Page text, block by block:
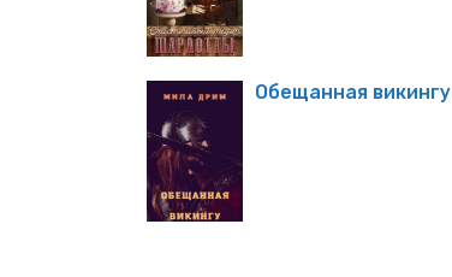
Обещанная викингу